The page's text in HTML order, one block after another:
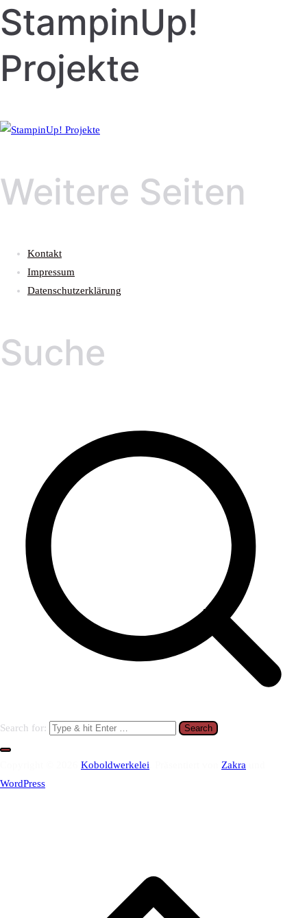
StampinUp!
Projekte
Weitere Seiten
Kontakt
Impressum
Datenschutzerklärung
Suche
Search for:
Koboldwerkelei Zakra
WordPress